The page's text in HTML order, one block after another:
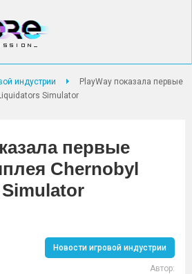
индустрии
PlayWay показала первые
Simulator
первые
Chernobyl
Новости игровой индустрии
Автор: